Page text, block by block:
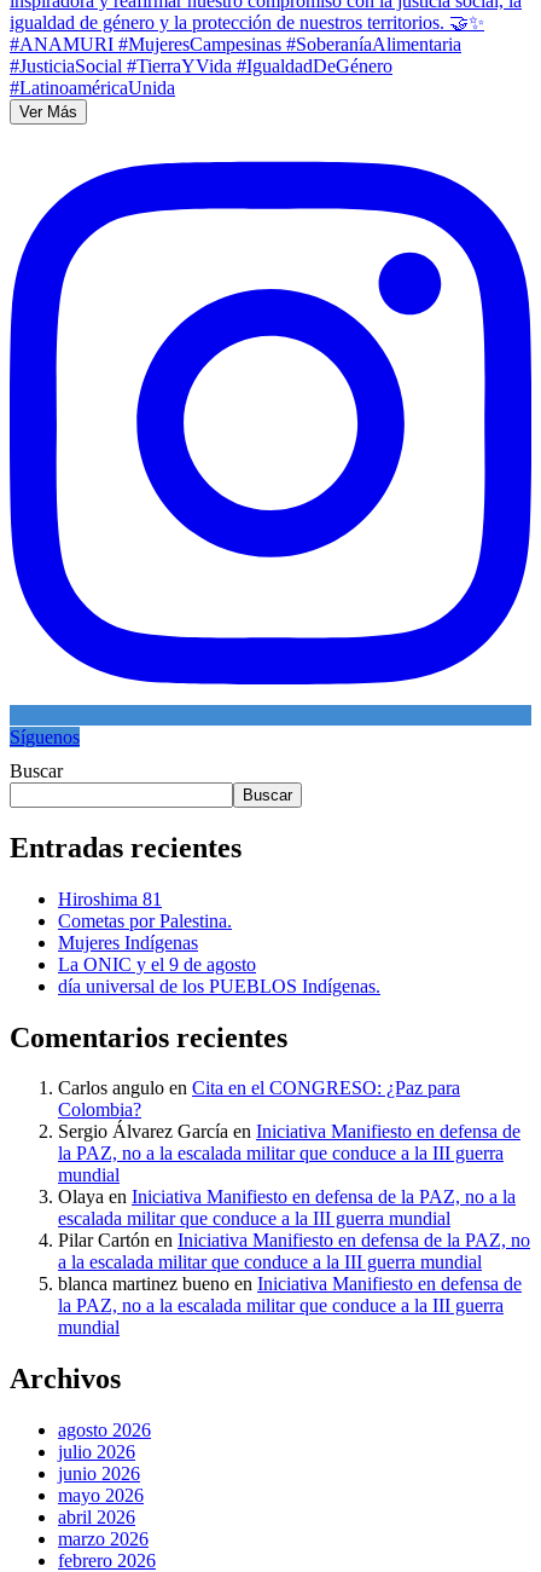
Ver Más
Síguenos
Buscar
Buscar
Entradas recientes
Hiroshima 81
Cometas por Palestina.
Mujeres Indígenas
La ONIC y el 9 de agosto
día universal de los PUEBLOS Indígenas.
Comentarios recientes
Carlos angulo en Cita en el CONGRESO: ¿Paz para
Colombia?
Sergio Álvarez García en Iniciativa Manifiesto en defensa de
la PAZ, no a la escalada militar que conduce a la III guerra
mundial
Olaya en Iniciativa Manifiesto en defensa de la PAZ, no a la
escalada militar que conduce a la III guerra mundial
Pilar Cartón en Iniciativa Manifiesto en defensa de la PAZ, no
a la escalada militar que conduce a la III guerra mundial
blanca martinez bueno en Iniciativa Manifiesto en defensa de
la PAZ, no a la escalada militar que conduce a la III guerra
mundial
Archivos
agosto 2026
julio 2026
junio 2026
mayo 2026
abril 2026
marzo 2026
febrero 2026